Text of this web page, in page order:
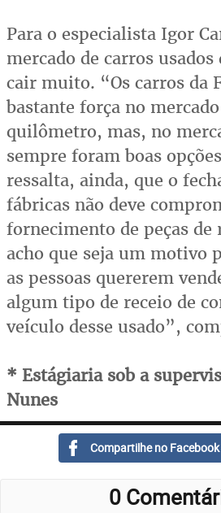
Para o especialista Igor
mercado de carros usados
cair muito. “Os carros da
bastante força no
quilômetro, mas, no
sempre foram boas
ressalta, ainda, que o
fábricas não deve
fornecimento de peças de
acho que seja um motivo
as pessoas quererem
algum tipo de receio de
veículo desse usado”,
* Estágiaria sob a
Nunes
Compartilhe no Facebook
0